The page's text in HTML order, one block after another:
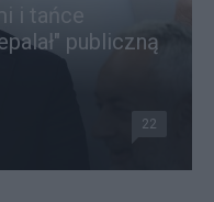
i tańce
publiczną
22